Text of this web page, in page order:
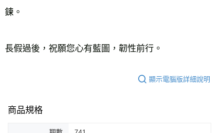
鍊。
長假過後，祝願您心有藍圖，韌性前行。
顯示電腦版詳細說明
商品規格